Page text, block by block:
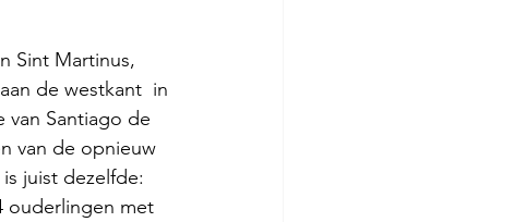
Sint Martinus,
de westkant  in
van Santiago de
van de opnieuw
juist dezelfde:
ouderlingen met